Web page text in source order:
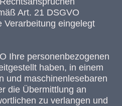
Art. 21 DSGVO
Verarbeitung eingelegt
Ihre personenbezogenen
haben, in einem
und maschinenlesebaren
die Übermittlung an
zu verlangen und